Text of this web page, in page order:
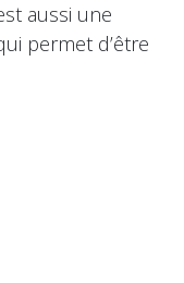
aussi une
permet d’être